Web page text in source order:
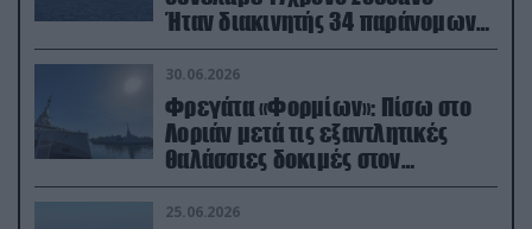
Ήταν διακινητής 34 παράνομων
μεταναστών
30.06.2026
Φρεγάτα «Φορμίων»: Πίσω στο
Λοριάν μετά τις εξαντλητικές
θαλάσσιες δοκιμές στον
απαιτητικό Βισκαϊκό
25.06.2026